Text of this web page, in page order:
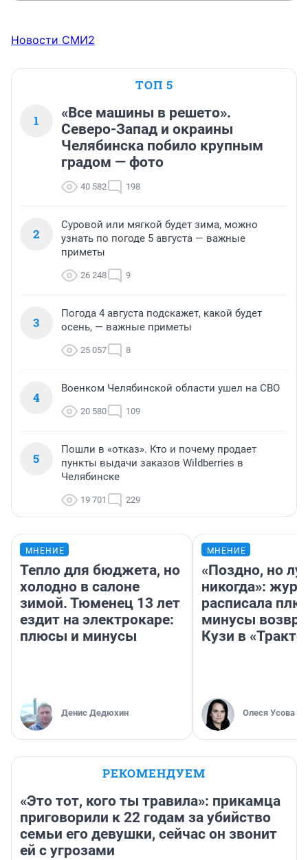
Новости СМИ2
ТОП 5
1
«Все машины в решето».
Северо-Запад и окраины
Челябинска побило крупным
градом — фото
40 582 198
2
Суровой или мягкой будет зима, можно
узнать по погоде 5 августа — важные
приметы
26 248 9
3
Погода 4 августа подскажет, какой будет
осень, — важные приметы
25 057 8
4
Военком Челябинской области ушел на СВО
20 580 109
5
Пошли в «отказ». Кто и почему продает
пункты выдачи заказов Wildberries в
Челябинске
19 701 229
МНЕНИЕ
Тепло для бюджета, но
холодно в салоне
зимой. Тюменец 13 лет
ездит на электрокаре:
плюсы и минусы
Денис Дедюхин
МНЕНИЕ
«Поздно, но
никогда»:
расписала
минусы
Кузи в
Олеся Усова
РЕКОМЕНДУЕМ
«Это тот, кого ты травила»: прикамца
приговорили к 22 годам за убийство
семьи его девушки, сейчас он звонит
ей с угрозами